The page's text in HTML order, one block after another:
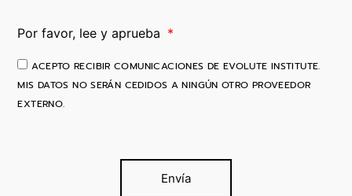
Por favor, lee y aprueba
ACEPTO RECIBIR COMUNICACIONES DE EVOLUTE INSTITUTE.
MIS DATOS NO SERÁN CEDIDOS A NINGÚN OTRO PROVEEDOR
EXTERNO.
Envía